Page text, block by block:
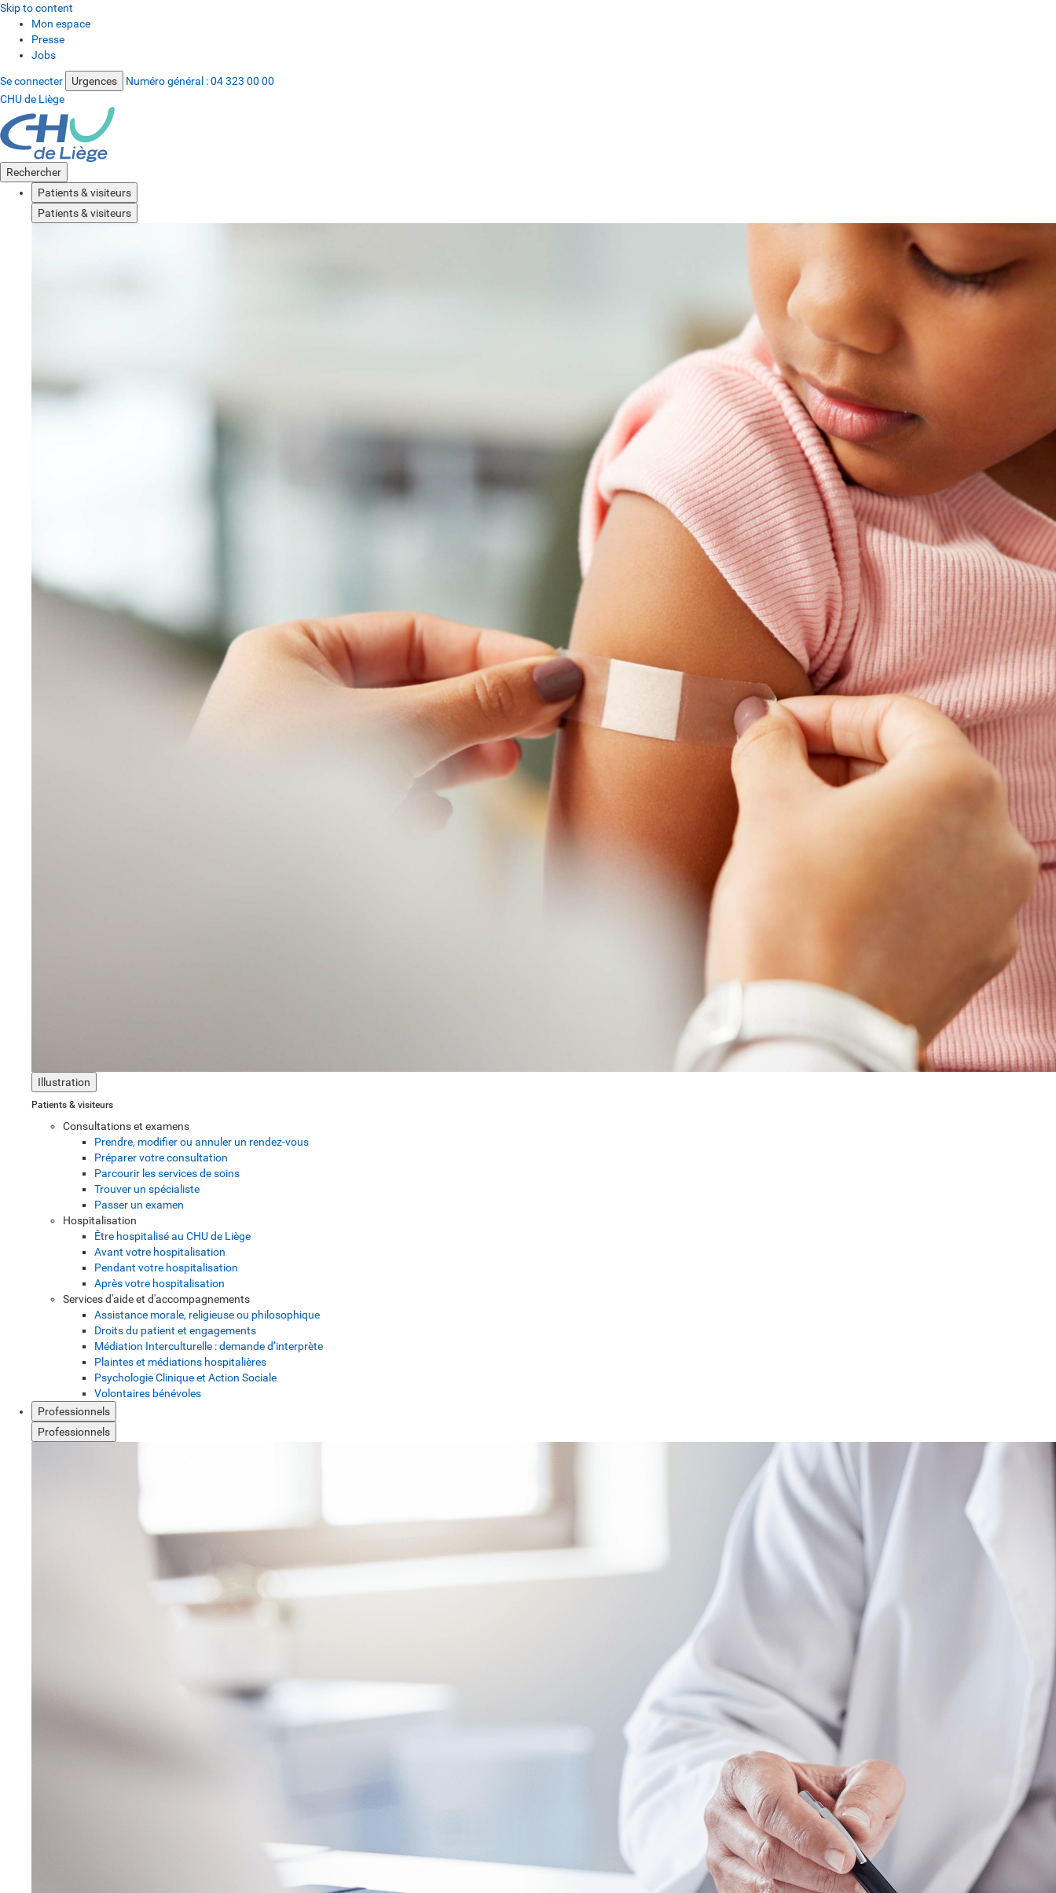
Skip to content
Mon espace
Presse
Jobs
Se connecter Urgences Numéro général :04 323 00 00
CHU de Liège
Rechercher
Patients & visiteurs
Patients & visiteurs
Illustration
Patients & visiteurs
Consultations et examens
Prendre, modifier ou annuler un rendez-vous
Préparer votre consultation
Parcourir les services de soins
Trouver un spécialiste
Passer un examen
Hospitalisation
Être hospitalisé au CHU de Liège
Avant votre hospitalisation
Pendant votre hospitalisation
Après votre hospitalisation
Services d'aide et d'accompagnements
Assistance morale, religieuse ou philosophique
Droits du patient et engagements
Médiation Interculturelle : demande d’interprète
Plaintes et médiations hospitalières
Psychologie Clinique et Action Sociale
Volontaires bénévoles
Professionnels
Professionnels